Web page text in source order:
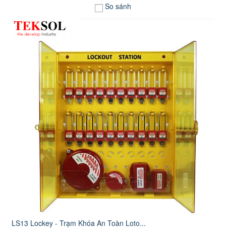
So sánh
LS13 Lockey - Trạm Khóa An Toàn Loto...